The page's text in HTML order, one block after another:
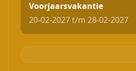
Voorjaarsvakantie
20-02-2027 t/m 28-02-2027